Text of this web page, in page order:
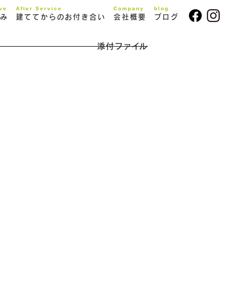
After Service
建ててからのお付き合い
Company
会社概要
blog
ブログ
添付ファイル